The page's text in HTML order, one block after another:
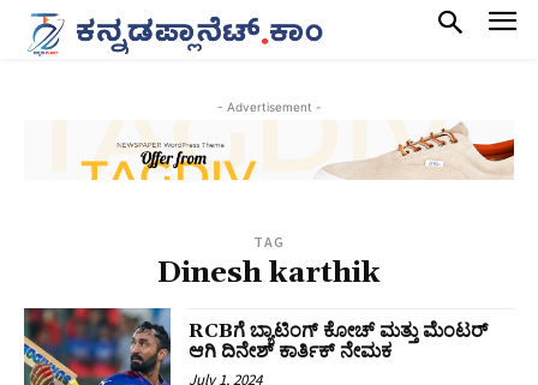
- Advertisement -
TAG
Dinesh karthik
RCBಗೆ ಬ್ಯಾಟಿಂಗ್ ಕೋಚ್‌ ಮತ್ತು ಮೆಂಟರ್
ಆಗಿ ದಿನೇಶ್ ಕಾರ್ತಿಕ್ ನೇಮಕ
July 1, 2024